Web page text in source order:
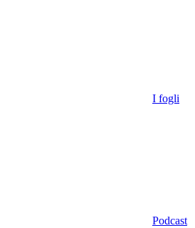
I fogli
Podcast